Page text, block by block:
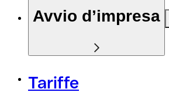
Avvio d’impresa
Tariffe